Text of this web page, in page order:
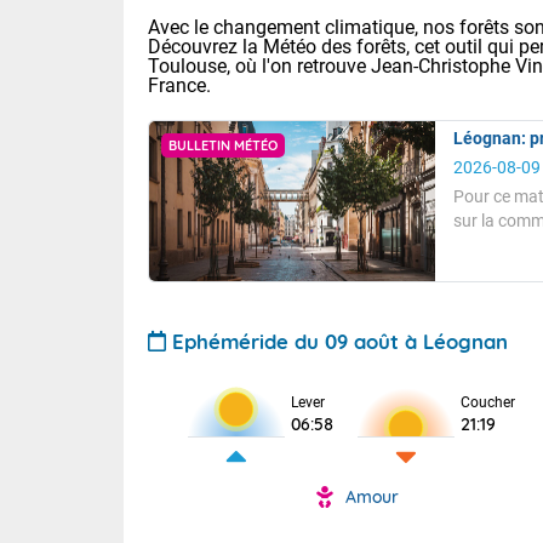
TENDANCE
Pour la
Les
sensible,
Tendance
Avec le changement climatique, nos forêts
Découvrez la Météo des forêts, cet outil qui
Toulouse, où l'on retrouve Jean-Christophe
France.
BULLETIN MÉTÉO
Léognan:
2026-08-
Pour ce
sur la
Pour ce
hectopascals.
Il est prévu
Ephéméride du 09 août à Léognan
Lever
06:58
Coucher
21:19
Amour
Voici les
: 12/27
Clermont-Fd
Temps
(47),
Garonne
Alpes-